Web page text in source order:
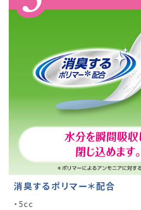
消臭するポリマー＊配合
・5cc